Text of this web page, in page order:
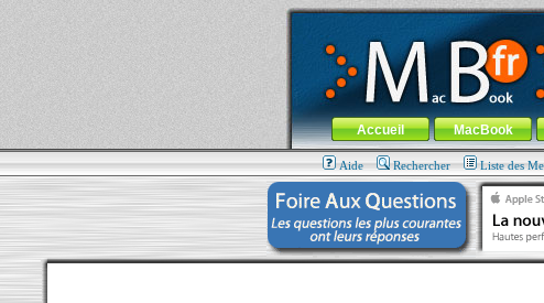
MacBook-fr.com : 100% Apple... 100% nomade !
Aller au contenu-Aller au menu général
Menu général
Accueil MacBook
Aide Rechercher Liste des